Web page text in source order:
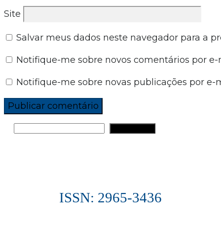
Site
Salvar meus dados neste navegador para a
Notifique-me sobre novos comentários por e-
Notifique-me sobre novas publicações por e-
ISSN: 2965-3436